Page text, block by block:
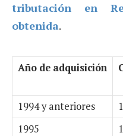
tributación en
obtenida.
Año de adquisición
1994 y anteriores
1995